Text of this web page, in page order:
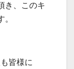
き、このキ
皆様に